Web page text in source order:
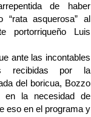
de haber
“rata asquerosa” al
portorriqueño Luis
ante las incontables
recibidas por la
del boricua, Bozzo
en la necesidad de
eso en el programa y